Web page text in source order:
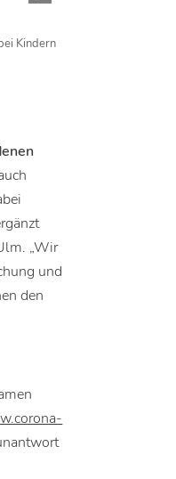
Kindern
„Wir
und
den